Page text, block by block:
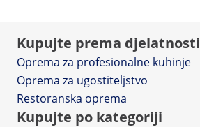
Kupujte prema djelatnosti
Oprema za profesionalne kuhinje
Oprema za ugostiteljstvo
Restoranska oprema
Kupujte po kategoriji